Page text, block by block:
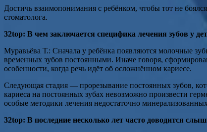
Достичь взаимопонимания с ребёнком, чтобы тот не
стоматолога.
32top: В чем заключается специфика лечения зубов у
Муравьёва Т.: Сначала у ребёнка появляются молочные
временных зубов постоянными. Иначе говоря,
особенности, когда речь идёт об осложнённом кариесе.
Следующая стадия — прорезывание постоянных зубов,
кариеса на постоянных зубах невозможно произвести
особые методики лечения недостаточно
32top: В последние несколько лет часто доводится